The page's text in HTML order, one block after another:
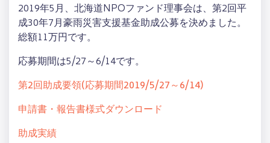
2019年5月、北海道NPOファンド理事会は、第2回平
成30年7月豪雨災害支援基金助成公募を決めました。
総額11万円です。
応募期間は5/27～6/14です。
第2回助成要領(応募期間2019/5/27～6/14)
申請書・報告書様式ダウンロード
助成実績